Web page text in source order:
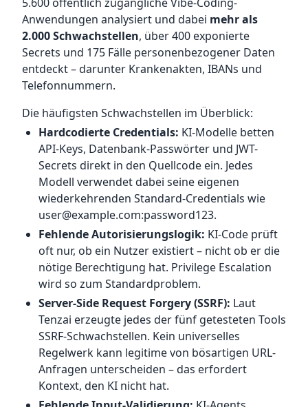
Anwendungen analysiert und dabei mehr als
2.000 Schwachstellen, über 400 exponierte
Secrets und 175 Fälle personenbezogener Daten
entdeckt – darunter Krankenakten, IBANs und
Telefonnummern.
Die häufigsten Schwachstellen im Überblick:
Hardcodierte Credentials: KI-Modelle betten
API-Keys, Datenbank-Passwörter und JWT-
Secrets direkt in den Quellcode ein. Jedes
Modell verwendet dabei seine eigenen
wiederkehrenden Standard-Credentials wie
user@example.com:password123.
Fehlende Autorisierungslogik: KI-Code prüft
oft nur, ob ein Nutzer existiert – nicht ob er die
nötige Berechtigung hat. Privilege Escalation
wird so zum Standardproblem.
Server-Side Request Forgery (SSRF): Laut
Tenzai erzeugte jedes der fünf getesteten Tools
SSRF-Schwachstellen. Kein universelles
Regelwerk kann legitime von bösartigen URL-
Anfragen unterscheiden – das erfordert
Kontext, den KI nicht hat.